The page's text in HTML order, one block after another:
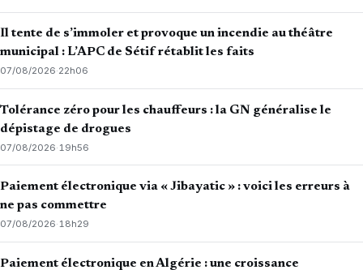
Il tente de s’immoler et provoque un incendie au théâtre
municipal : L’APC de Sétif rétablit les faits
07/08/2026·22h06
Tolérance zéro pour les chauffeurs : la GN généralise le
dépistage de drogues
07/08/2026· 19h56
Paiement électronique via « Jibayatic » : voici les erreurs à
ne pas commettre
07/08/2026·18h29
Paiement électronique en Algérie : une croissance